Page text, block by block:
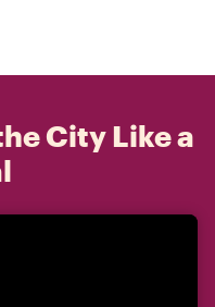
City Like a